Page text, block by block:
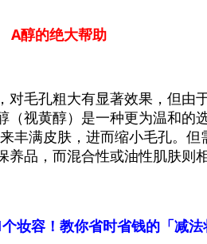
A醇的绝大帮助
对毛孔粗大有显著效果，但由
（视黄醇）是一种更为温和的
丰满皮肤，进而缩小毛孔。但
品，而混合性或油性肌肤则相
妆容！教你省时省钱的「减法